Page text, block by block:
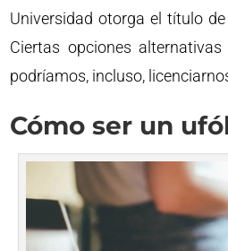
Universidad otorga el título
Ciertas opciones
podríamos, incluso,
Cómo ser un